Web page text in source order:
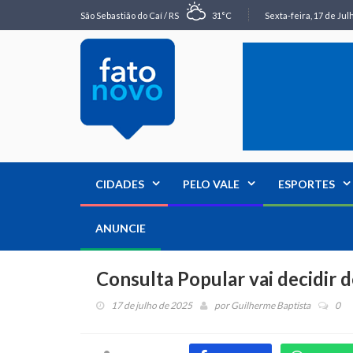
São Sebastião do Caí / RS 31°C Sexta-feira, 17 de
CIDADES PELO VALE ESPORTES
ANUNCIE
Consulta Popular vai decidir
17 de julho de 2025 porGuilherme Baptista 0